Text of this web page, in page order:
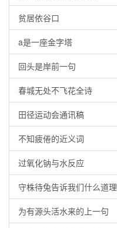
贫居依谷口
a是一座金字塔
回头是岸前一句
春城无处不飞花全诗
田径运动会通讯稿
不知疲倦的近义词
过氧化钠与水反应
守株待兔告诉我们什么道理
为有源头活水来的上一句